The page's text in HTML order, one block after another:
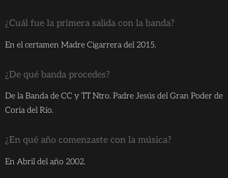
¿Cuál fue la primera salida con la banda?
En el certamen Madre Cigarrera del 2015.
¿De qué banda procedes?
De la Banda de CC y TT Ntro. Padre Jesús del Gran Poder de
Coria del Río.
¿En qué año comenzaste con la música?
En Abril del año 2002.